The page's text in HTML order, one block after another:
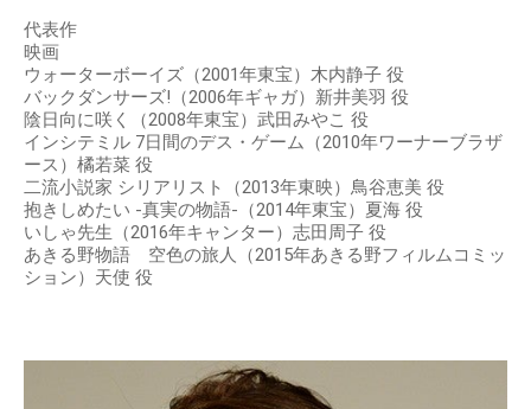
代表作
映画
ウォーターボーイズ（2001年東宝）木内静子 役
バックダンサーズ!（2006年ギャガ）新井美羽 役
陰日向に咲く（2008年東宝）武田みやこ 役
インシテミル 7日間のデス・ゲーム（2010年ワーナーブラザ
ース）橘若菜 役
二流小説家 シリアリスト（2013年東映）鳥谷恵美 役
抱きしめたい -真実の物語-（2014年東宝）夏海 役
いしゃ先生（2016年キャンター）志田周子 役
あきる野物語 空色の旅人（2015年あきる野フィルムコミッ
ション）天使 役